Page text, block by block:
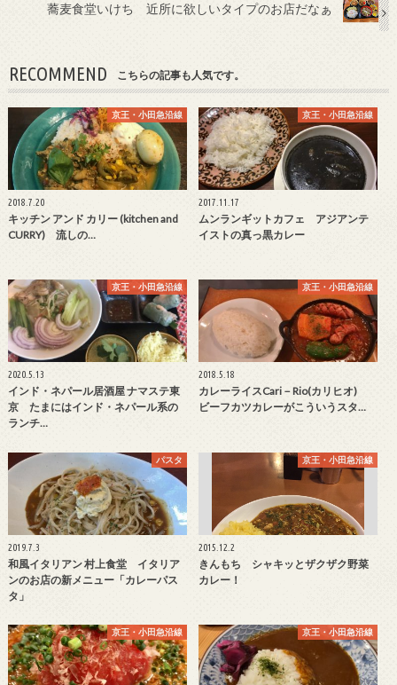
蕎麦食堂いけち 近所に欲しいタイプのお店だなぁ
RECOMMEND こちらの記事も人気です。
京王・小田急沿線
2018.7.20
キッチン アンド カリー (kitchen and
CURRY) 流しの…
京王・小田急沿線
2017.11.17
ムンランギットカフェ アジアンテ
イストの真っ黒カレー
京王・小田急沿線
2020.5.13
インド・ネパール居酒屋 ナマステ東
京 たまにはインド・ネパール系の
ランチ…
京王・小田急沿線
2018.5.18
カレーライスCari－Rio(カリヒオ)
ビーフカツカレーがこういうスタ…
パスタ
2019.7.3
和風イタリアン 村上食堂 イタリア
ンのお店の新メニュー「カレーパス
タ」
京王・小田急沿線
2015.12.2
きんもち シャキッとザクザク野菜
カレー！
京王・小田急沿線 京王・小田急沿線